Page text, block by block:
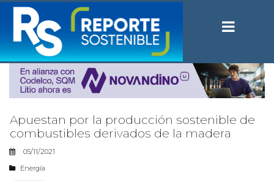
Apuestan por la producción sostenible de
combustibles derivados de la madera
05/11/2021
Energía